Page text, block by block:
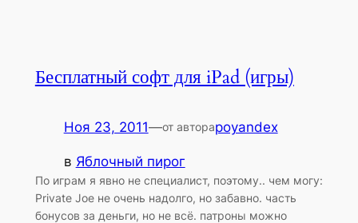
Бесплатный софт для iPad (игры)
Ноя 23, 2011—от автораpoyandex
в Яблочный пирог
По играм я явно не специалист, поэтому.. чем могу:
Private Joe не очень надолго, но забавно. часть
бонусов за деньги, но не всё. патроны можно